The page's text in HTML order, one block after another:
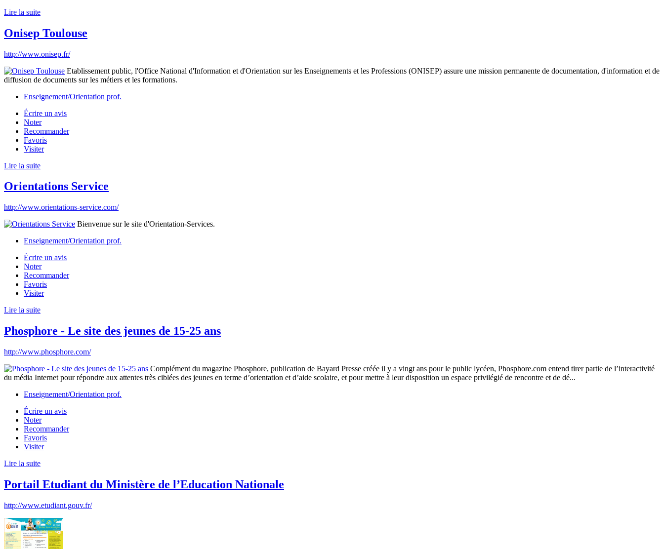
Lire la suite
Onisep Toulouse
http://www.onisep.fr/
Etablissement public, l'Office National d'Information et d'Orientation sur les Enseignements et les Professions (ONISEP) assure une mission permanente de documentation, d'information et de
diffusion de documents sur les métiers et les formations.
Enseignement/Orientation prof.
Écrire un avis
Noter
Recommander
Favoris
Visiter
Lire la suite
Orientations Service
http://www.orientations-service.com/
Bienvenue sur le site d'Orientation-Services.
Enseignement/Orientation prof.
Écrire un avis
Noter
Recommander
Favoris
Visiter
Lire la suite
Phosphore - Le site des jeunes de 15-25 ans
http://www.phosphore.com/
Complément du magazine Phosphore, publication de Bayard Presse créée il y a vingt ans pour le public lycéen, Phosphore.com entend tirer partie de l’interactivité
du média Internet pour répondre aux attentes très ciblées des jeunes en terme d’orientation et d’aide scolaire, et pour mettre à leur disposition un espace privilégié de rencontre et de dé...
Enseignement/Orientation prof.
Écrire un avis
Noter
Recommander
Favoris
Visiter
Lire la suite
Portail Etudiant du Ministère de l’Education Nationale
http://www.etudiant.gouv.fr/